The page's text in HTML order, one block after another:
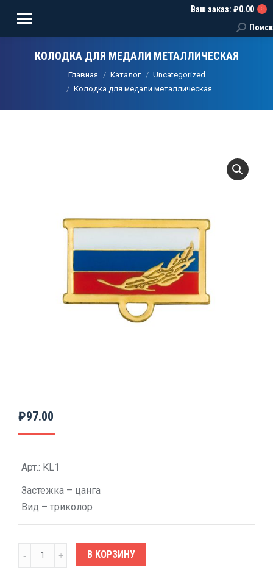
Ваш заказ: ₽0.00 0
Поиск:
Поиск
КОЛОДКА ДЛЯ МЕДАЛИ МЕТАЛЛИЧЕСКАЯ
Главная Каталог
Uncategorized
Колодка для медали металлическая
₽97.00
Арт.: KL1
Застежка – цанга
Вид – триколор
Количество
Колодка
В КОРЗИНУ